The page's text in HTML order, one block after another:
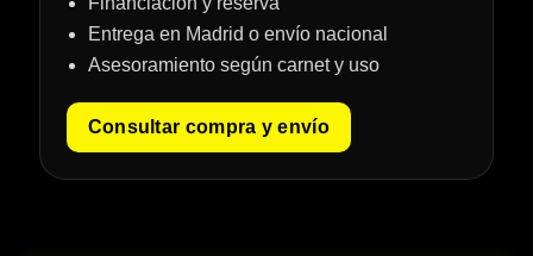
Entrega en Madrid o envío nacional
Asesoramiento según carnet y uso
Consultar compra y envío